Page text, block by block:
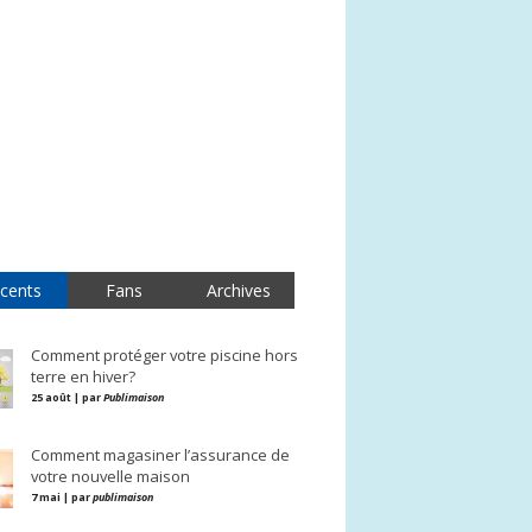
Fans Archives
Comment protéger votre piscine hors
terre en hiver?
25 août | parPublimaison
Comment magasiner l’assurance de
votre nouvelle maison
7 mai | parpublimaison